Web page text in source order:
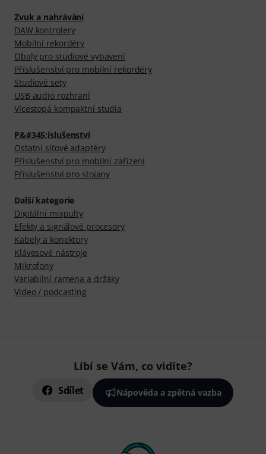
Zvuk a nahrávání
DAW kontrolery
Mobilní rekordéry
Obaly pro studiové vybavení
Příslušenství pro mobilní rekordéry
Studiové sety
USB audio rozhraní
Vícestopá kompaktní studia
P&#345;íslušenství
Ostatní síťové adaptéry
Příslušenství pro mobilní zařízení
Příslušenství pro stojany
Další kategorie
Digitální mixpulty
Efekty a signálové procesory
Kabely a konektory
Klávesové nástroje
Mikrofony
Variabilní ramena a držáky
Video / podcasting
Líbí se Vám, co vidíte?
Sdílet Nápověda a zpětná vazba